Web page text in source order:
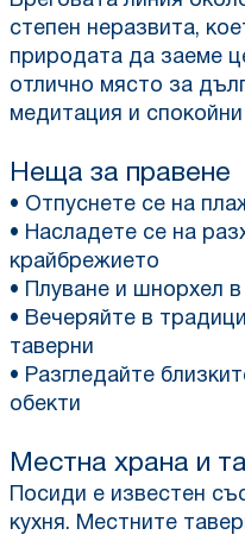
степен неразвита,
природата да заеме
отлично място за
медитация и
Неща за правене
• Отпуснете се на
• Насладете се на
крайбрежието
• Плуване и шнорхел
• Вечеряйте в
таверни
• Разгледайте
обекти
Местна храна и
Посиди е известен
кухня. Местните